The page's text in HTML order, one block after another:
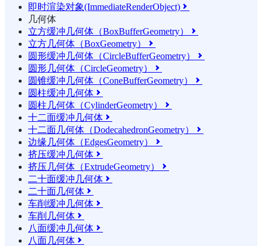
即时渲染对象(ImmediateRenderObject) 
几何体
立方缓冲几何体（BoxBufferGeometry）

立方几何体（BoxGeometry） 
圆形缓冲几何体（CircleBufferGeometry） 
圆形几何体（CircleGeometry） 
圆锥缓冲几何体（ConeBufferGeometry） 
圆柱缓冲几何体 
圆柱几何体（CylinderGeometry） 
十二面缓冲几何体 
十二面几何体（DodecahedronGeometry） 
边缘几何体（EdgesGeometry） 
挤压缓冲几何体 
挤压几何体（ExtrudeGeometry） 
二十面缓冲几何体 
二十面几何体 
车削缓冲几何体 
车削几何体 
八面缓冲几何体 
八面几何体 